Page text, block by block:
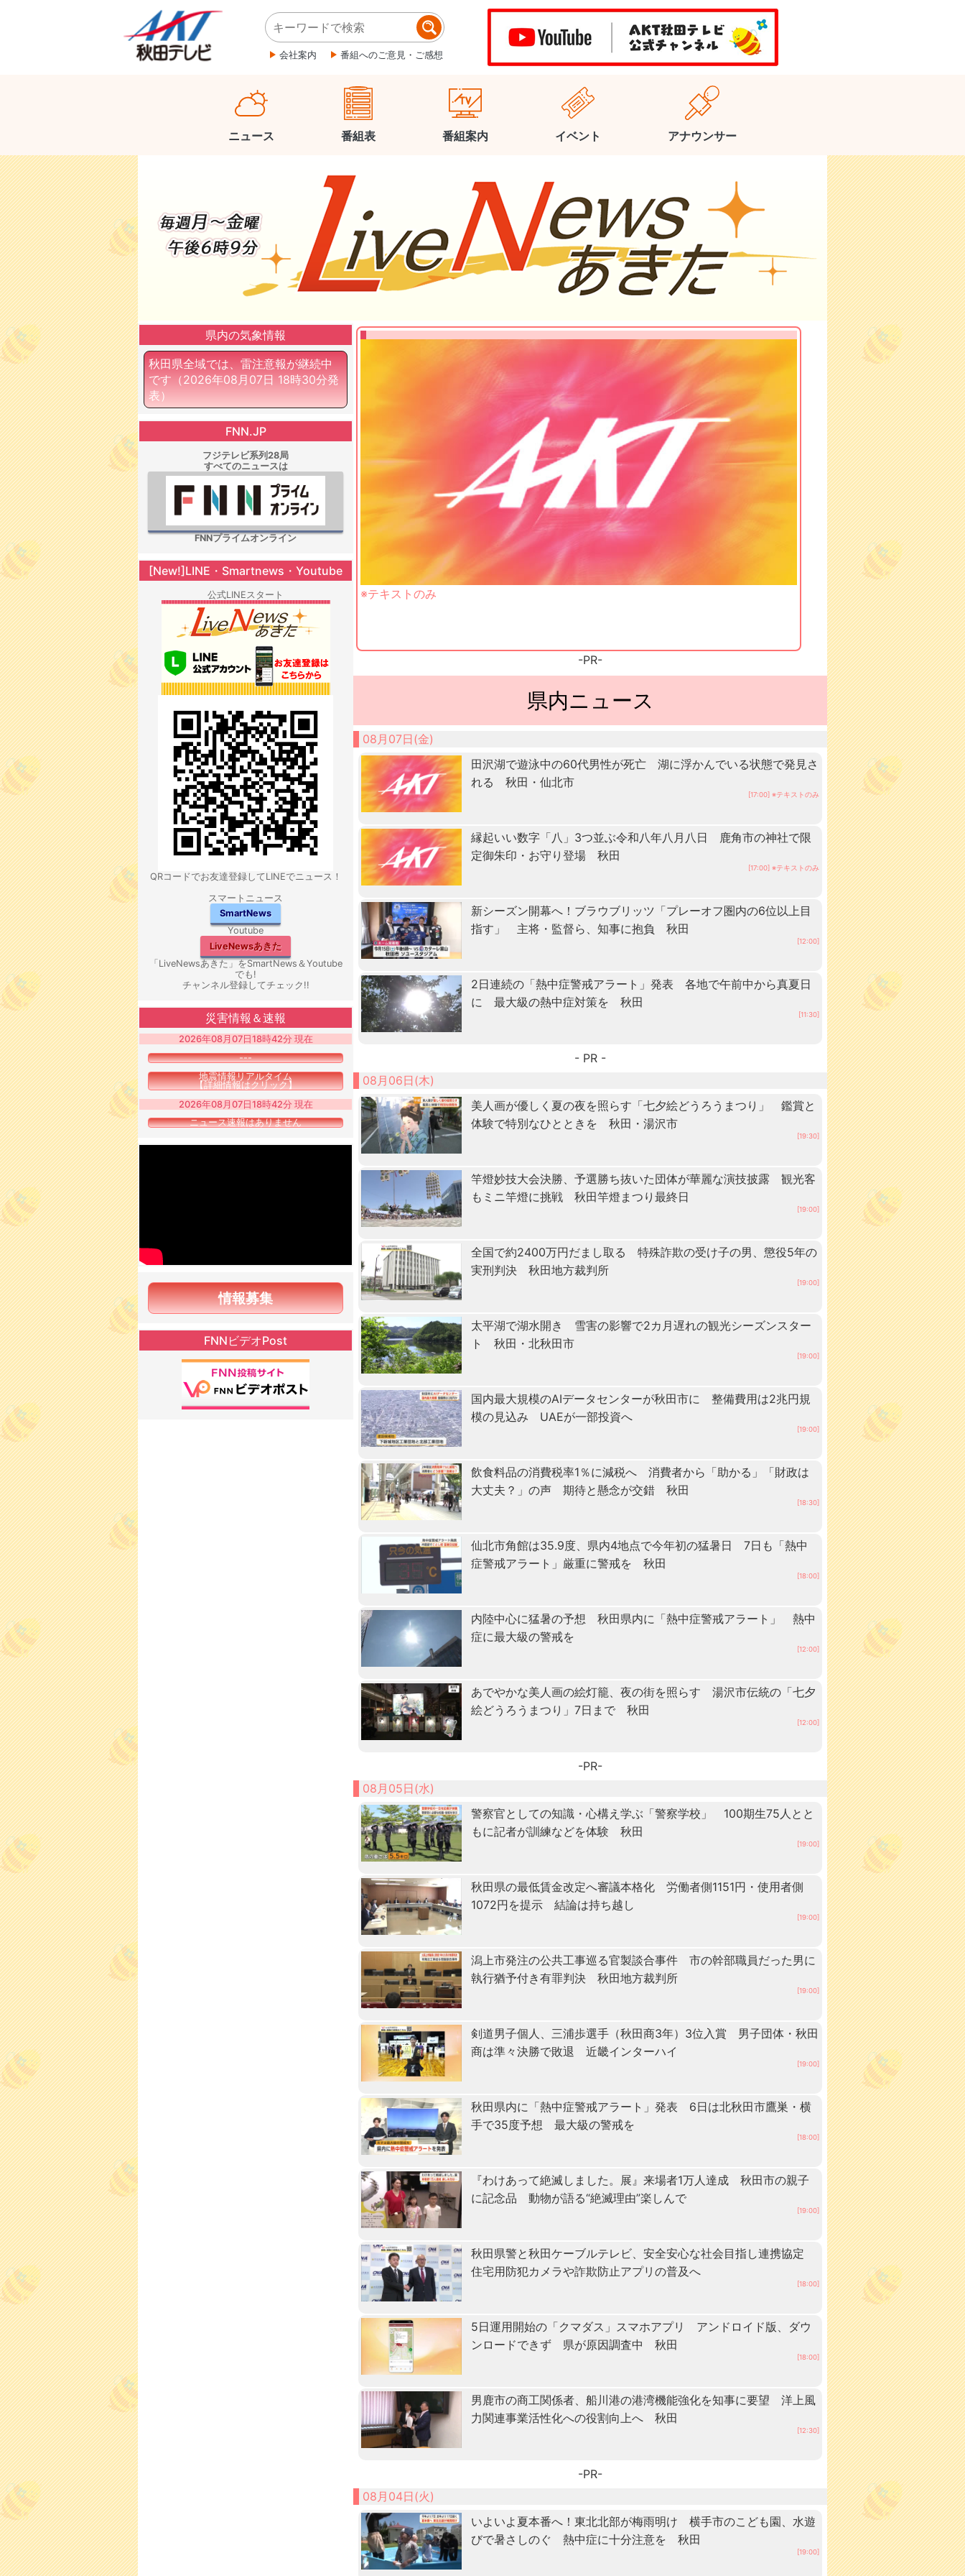
会社案内 番組へのご意見・ご感想
ニュース 番組表 番組案内 イベント アナウンサー
※テキストのみ
-PR-
県内ニュース
08月07日(金)
田沢湖で遊泳中の60代男性が死亡 湖に浮かんでいる状態で発見さ
れる 秋田・仙北市
[17:00] ※テキストのみ
縁起いい数字「八」3つ並ぶ令和八年八月八日 鹿角市の神社で限
定御朱印・お守り登場 秋田
[17:00] ※テキストのみ
新シーズン開幕へ！ブラウブリッツ「プレーオフ圏内の6位以上目
指す」 主将・監督ら、知事に抱負 秋田
[12:00]
2日連続の「熱中症警戒アラート」発表 各地で午前中から真夏日
に 最大級の熱中症対策を 秋田
[11:30]
- PR -
08月06日(木)
美人画が優しく夏の夜を照らす「七夕絵どうろうまつり」 鑑賞と
体験で特別なひとときを 秋田・湯沢市
[19:30]
竿燈妙技大会決勝、予選勝ち抜いた団体が華麗な演技披露 観光客
もミニ竿燈に挑戦 秋田竿燈まつり最終日
[19:00]
全国で約2400万円だまし取る 特殊詐欺の受け子の男、懲役5年の
実刑判決 秋田地方裁判所
[19:00]
太平湖で湖水開き 雪害の影響で2カ月遅れの観光シーズンスター
ト 秋田・北秋田市
[19:00]
国内最大規模のAIデータセンターが秋田市に 整備費用は2兆円規
模の見込み UAEが一部投資へ
[19:00]
飲食料品の消費税率1％に減税へ 消費者から「助かる」「財政は
大丈夫？」の声 期待と懸念が交錯 秋田
[18:30]
仙北市角館は35.9度、県内4地点で今年初の猛暑日 7日も「熱中
症警戒アラート」厳重に警戒を 秋田
[18:00]
内陸中心に猛暑の予想 秋田県内に「熱中症警戒アラート」 熱中
症に最大級の警戒を
[12:00]
あでやかな美人画の絵灯籠、夜の街を照らす 湯沢市伝統の「七夕
絵どうろうまつり」7日まで 秋田
[12:00]
-PR-
08月05日(水)
警察官としての知識・心構え学ぶ「警察学校」 100期生75人とと
もに記者が訓練などを体験 秋田
[19:00]
秋田県の最低賃金改定へ審議本格化 労働者側1151円・使用者側
1072円を提示 結論は持ち越し
[19:00]
潟上市発注の公共工事巡る官製談合事件 市の幹部職員だった男に
執行猶予付き有罪判決 秋田地方裁判所
[19:00]
剣道男子個人、三浦歩選手（秋田商3年）3位入賞 男子団体・秋田
商は準々決勝で敗退 近畿インターハイ
[19:00]
秋田県内に「熱中症警戒アラート」発表 6日は北秋田市鷹巣・横
手で35度予想 最大級の警戒を
[18:00]
『わけあって絶滅しました。展』来場者1万人達成 秋田市の親子
に記念品 動物が語る“絶滅理由”楽しんで
[19:00]
秋田県警と秋田ケーブルテレビ、安全安心な社会目指し連携協定
住宅用防犯カメラや詐欺防止アプリの普及へ
[18:00]
5日運用開始の「クマダス」スマホアプリ アンドロイド版、ダウ
ンロードできず 県が原因調査中 秋田
[18:00]
男鹿市の商工関係者、船川港の港湾機能強化を知事に要望 洋上風
力関連事業活性化への役割向上へ 秋田
[12:30]
-PR-
08月04日(火)
いよいよ夏本番へ！東北北部が梅雨明け 横手市のこども園、水遊
びで暑さしのぐ 熱中症に十分注意を 秋田
[19:00]
県内の気象情報
秋田県全域では、雷注意報が継続中
です （2026年08月07日 18時30分発
表）
FNN.JP
フジテレビ系列28局
すべてのニュースは
FNNプライムオンライン
[New!]LINE・Smartnews・Youtube
公式LINEスタート
QRコードでお友達登録してLINEでニュース！
スマートニュース
SmartNews
Youtube
LiveNewsあきた
「LiveNewsあきた」をSmartNews＆Youtube
でも!
チャンネル登録してチェック!!
災害情報＆速報
2026年08月07日18時42分 現在
---
地震情報リアルタイム
【詳細情報はクリック】
2026年08月07日18時42分 現在
ニュース速報はありません
情報募集
FNNビデオPost